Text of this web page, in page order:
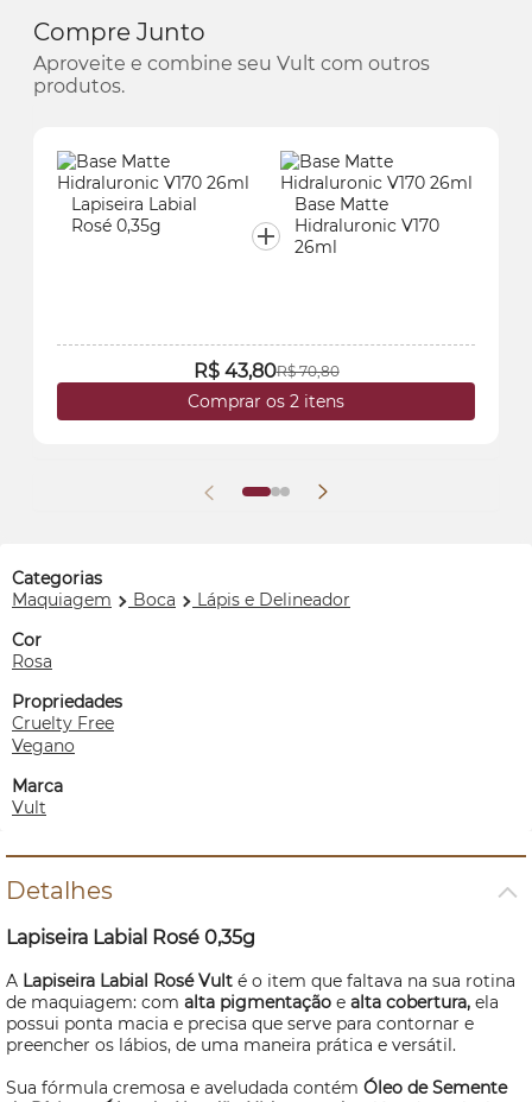
Compre Junto
Aproveite e combine seu Vult com outros
produtos.
Lapiseira Labial
Rosé 0,35g
Base Matte
Hidraluronic V170
26ml
R$ 70,80
R$ 43,80
Comprar os 2 itens
Categorias
Maquiagem
Boca
Lápis e Delineador
Cor
Rosa
Propriedades
Cruelty Free
Vegano
Marca
Vult
Detalhes
Lapiseira Labial Rosé 0,35g
A Lapiseira Labial Rosé Vult é o item que faltava na sua rotina
de maquiagem: com alta pigmentação e alta cobertura, ela
possui ponta macia e precisa que serve para contornar e
preencher os lábios, de uma maneira prática e versátil.
Sua fórmula cremosa e aveludada contém Óleo de Semente